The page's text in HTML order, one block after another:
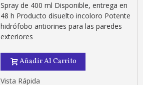
Spray de 400 ml Disponible, entrega en
48 h Producto disuelto incoloro Potente
hidrófobo antiorines para las paredes
exteriores
Añadir Al Carrito
Vista Rápida